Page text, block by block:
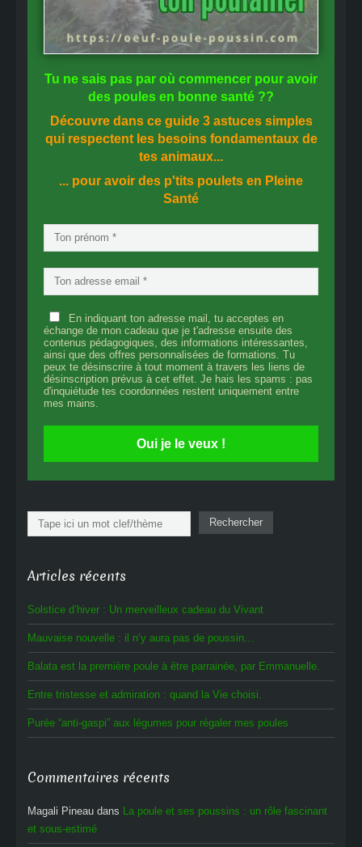
Tu ne sais pas par où commencer pour avoir
des poules en bonne santé ??
Découvre dans ce guide 3 astuces simples
qui respectent les besoins fondamentaux de
tes animaux...
... pour avoir des p'tits poulets en Pleine
Santé
En indiquant ton adresse mail, tu acceptes en
échange de mon cadeau que je t'adresse ensuite des
contenus pédagogiques, des informations intéressantes,
ainsi que des offres personnalisées de formations. Tu
peux te désinscrire à tout moment à travers les liens de
désinscription prévus à cet effet. Je hais les spams : pas
d'inquiétude tes coordonnées restent uniquement entre
mes mains.
Oui je le veux !
Rechercher Rechercher
Articles récents
Solstice d’hiver : Un merveilleux cadeau du Vivant
Mauvaise nouvelle : il n’y aura pas de poussin…
Balata est la première poule à être parrainée, par Emmanuelle.
Entre tristesse et admiration : quand la Vie choisi.
Purée “anti-gaspi” aux légumes pour régaler mes poules
Commentaires récents
Magali Pineau dans La poule et ses poussins : un rôle fascinant
et sous-estimé